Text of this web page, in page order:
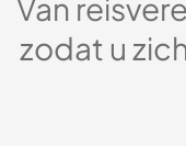
Van
zodat u